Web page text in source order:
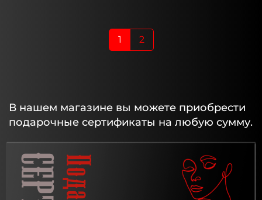
1 2
В нашем магазине вы можете приобрести
подарочные сертификаты на любую сумму.